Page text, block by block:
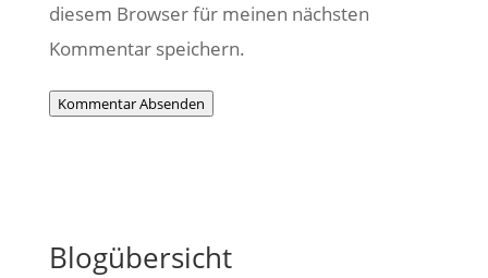
diesem Browser für meinen nächsten
Kommentar speichern.
Kommentar Absenden
Blogübersicht